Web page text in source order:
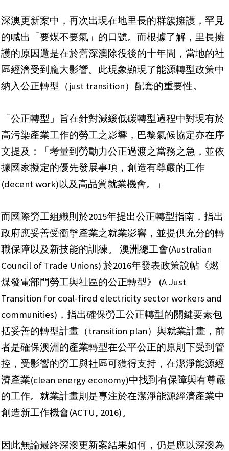
深澳更新案中，再次出現在地里長的群簇擁護，罕見
的喊出「要煤不要氣」的口號。而根據了解，里長擁
護的原因還是在於舊深澳除役後的十年間，當地的社
區經濟受到龐大影響。此現象顯現了能源轉型政策中
納入公正轉型（just transition）配套的重要性。
「公正轉型」旨在針對減緩低碳轉型過程中對現有於
高污染產業工作的勞工之影響，巴黎氣候協定亦在序
文提及：「考量到勞動力公正過渡之當務之急，並依
據國家擬定的優先發展事項，創造有尊嚴的工作
(decent work)以及高品質就業機會。」
而國際勞工組織則於2015年提出公正轉型指南，指出
政府應妥善受衝擊產業之就業影響，並提供充分的轉
職保障以及新技能的訓練。 澳洲總工會(Australian
Council of Trade Unions) 於2016年發表政策說帖《燃
煤發電部門勞工與社區的公正轉型》 (A Just
Transition for coal-fired electricity sector workers and
communities)，指出確保勞工公正轉型的關鍵要素包
括妥善的轉型計畫（transition plan）與就業計畫，前
者是確保澳洲的產業轉型在公平公正的原則下受到管
控，受影響的勞工與社區可獲得支持，在潔淨能源經
濟產業(clean energy economy)中找到有保障與有尊嚴
的工作。就業計畫則是專注於在潔淨能源經濟產業中
創造新工作機會(ACTU, 2016)。
因此無論最終深澳更新案結果如何，仍是應以深澳為